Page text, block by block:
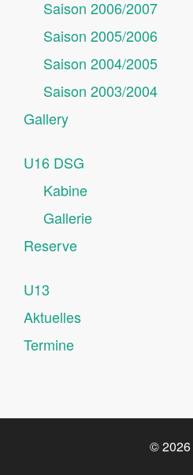
Saison 2006/2007
Saison 2005/2006
Saison 2004/2005
Saison 2003/2004
Gallery
U16 DSG
Kabine
Gallerie
Reserve
U13
Aktuelles
Termine
© 2026